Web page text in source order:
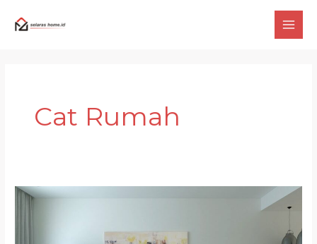
Cat Rumah